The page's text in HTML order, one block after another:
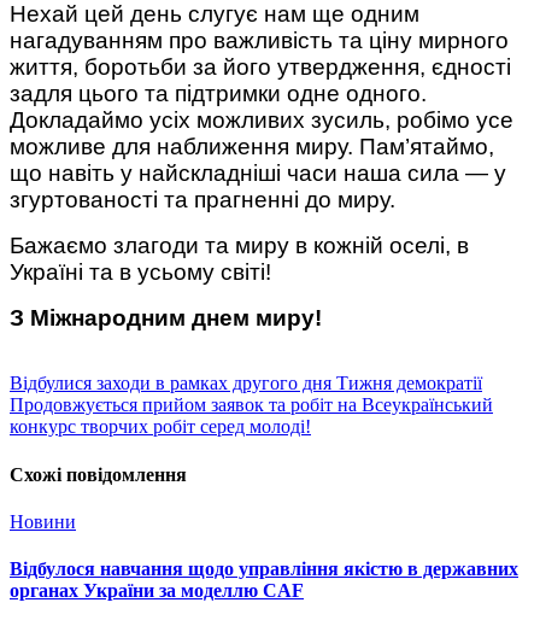
Нехай цей день слугує нам ще одним
нагадуванням про важливість та ціну мирного
життя, боротьби за його утвердження, єдності
задля цього та підтримки одне одного.
Докладаймо усіх можливих зусиль, робімо усе
можливе для наближення миру. Пам’ятаймо,
що навіть у найскладніші часи наша сила — у
згуртованості та прагненні до миру.
Бажаємо злагоди та миру в кожній оселі, в
Україні та в усьому світі!
З Міжнародним днем миру!
Відбулися заходи в рамках другого дня Тижня демократії
Продовжується прийом заявок та робіт на Всеукраїнський
конкурс творчих робіт серед молоді!
Схожі повідомлення
Новини
Відбулося навчання щодо управління якістю в державних
органах України за моделлю CAF